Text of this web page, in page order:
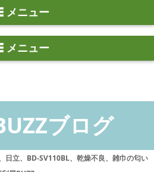
メニュー
日立、BD-SV110BL、乾燥不良、雑巾の匂い